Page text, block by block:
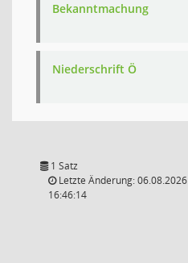
Bekanntmachung
Niederschrift Ö
1 Satz
Letzte Änderung: 06.08.2026
16:46:14